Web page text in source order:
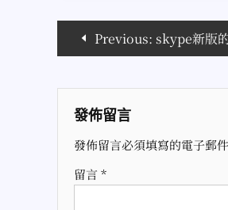
導
覽
Previous: skype新版
發佈留言
發佈留言必須填寫的電子郵
留言 *